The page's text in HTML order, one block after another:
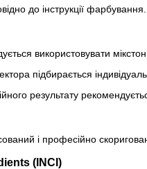
до інструкції фарбування.
використовувати
підбирається
результату
і професійно
(INCI)